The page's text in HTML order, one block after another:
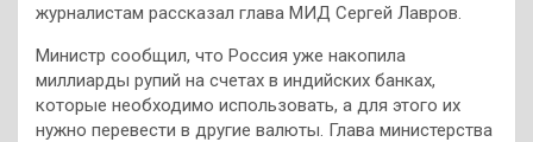
журналистам рассказал глава МИД Сергей Лавров.
Министр сообщил, что Россия уже накопила
миллиарды рупий на счетах в индийских банках,
которые необходимо использовать, а для этого их
нужно перевести в другие валюты. Глава министерства